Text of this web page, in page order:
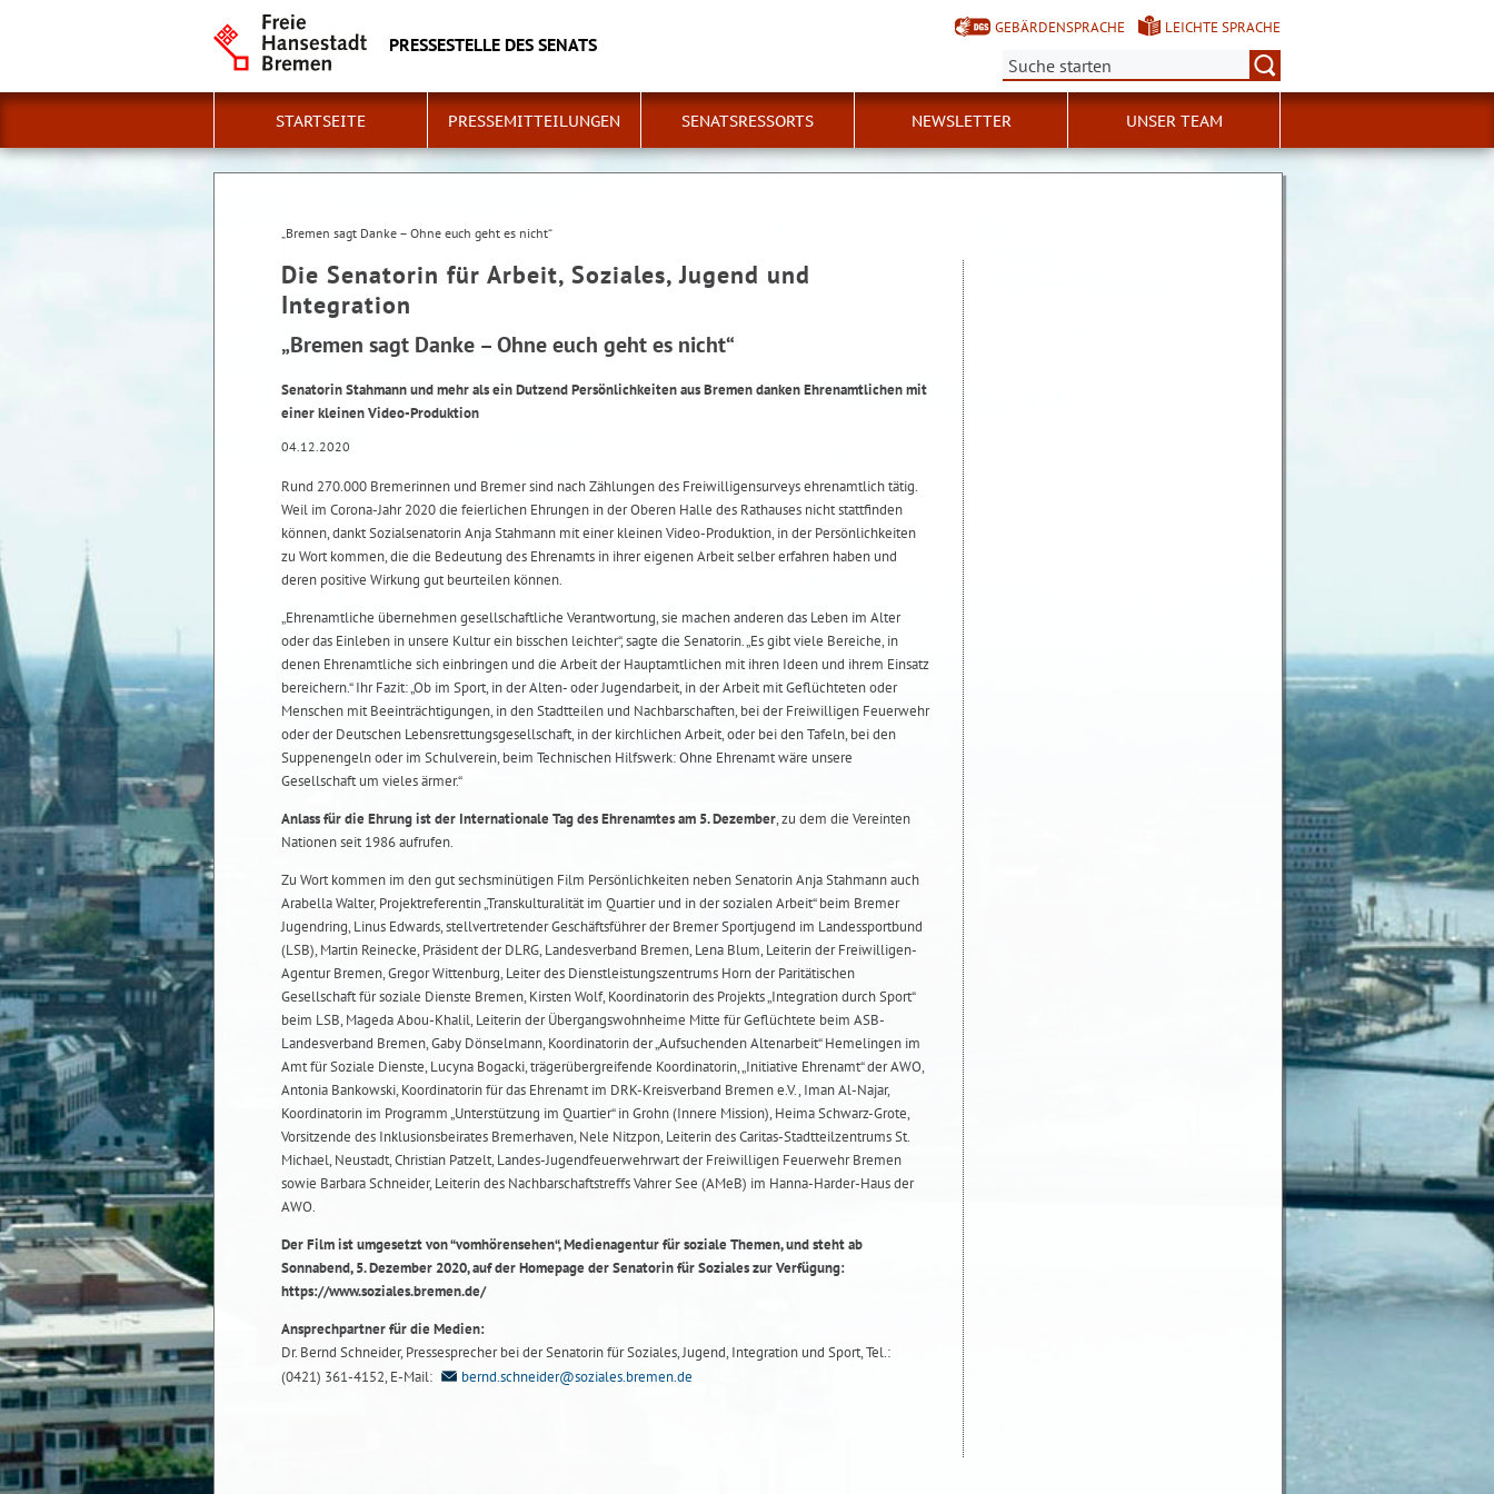
PRESSESTELLE DES SENATS
GEBÄRDENSPRACHE
LEICHTE SPRACHE
Suche:
STARTSEITE PRESSEMITTEILUNGEN SENATSRESSORTS NEWSLETTER UNSER TEAM
„Bremen sagt Danke – Ohne euch geht es nicht“
Die Senatorin für Arbeit, Soziales, Jugend und
Integration
„Bremen sagt Danke – Ohne euch geht es nicht“
Senatorin Stahmann und mehr als ein Dutzend Persönlichkeiten aus Bremen danken Ehrenamtlichen mit
einer kleinen Video-Produktion
04.12.2020
Rund 270.000 Bremerinnen und Bremer sind nach Zählungen des Freiwilligensurveys ehrenamtlich tätig.
Weil im Corona-Jahr 2020 die feierlichen Ehrungen in der Oberen Halle des Rathauses nicht stattfinden
können, dankt Sozialsenatorin Anja Stahmann mit einer kleinen Video-Produktion, in der Persönlichkeiten
zu Wort kommen, die die Bedeutung des Ehrenamts in ihrer eigenen Arbeit selber erfahren haben und
deren positive Wirkung gut beurteilen können.
„Ehrenamtliche übernehmen gesellschaftliche Verantwortung, sie machen anderen das Leben im Alter
oder das Einleben in unsere Kultur ein bisschen leichter“, sagte die Senatorin. „Es gibt viele Bereiche, in
denen Ehrenamtliche sich einbringen und die Arbeit der Hauptamtlichen mit ihren Ideen und ihrem Einsatz
bereichern.“ Ihr Fazit: „Ob im Sport, in der Alten- oder Jugendarbeit, in der Arbeit mit Geflüchteten oder
Menschen mit Beeinträchtigungen, in den Stadtteilen und Nachbarschaften, bei der Freiwilligen Feuerwehr
oder der Deutschen Lebensrettungsgesellschaft, in der kirchlichen Arbeit, oder bei den Tafeln, bei den
Suppenengeln oder im Schulverein, beim Technischen Hilfswerk: Ohne Ehrenamt wäre unsere
Gesellschaft um vieles ärmer.“
Anlass für die Ehrung ist der Internationale Tag des Ehrenamtes am 5. Dezember, zu dem die Vereinten
Nationen seit 1986 aufrufen.
Zu Wort kommen im den gut sechsminütigen Film Persönlichkeiten neben Senatorin Anja Stahmann auch
Arabella Walter, Projektreferentin „Transkulturalität im Quartier und in der sozialen Arbeit“ beim Bremer
Jugendring, Linus Edwards, stellvertretender Geschäftsführer der Bremer Sportjugend im Landessportbund
(LSB), Martin Reinecke, Präsident der DLRG, Landesverband Bremen, Lena Blum, Leiterin der Freiwilligen-
Agentur Bremen, Gregor Wittenburg, Leiter des Dienstleistungszentrums Horn der Paritätischen
Gesellschaft für soziale Dienste Bremen, Kirsten Wolf, Koordinatorin des Projekts „Integration durch Sport“
beim LSB, Mageda Abou-Khalil, Leiterin der Übergangswohnheime Mitte für Geflüchtete beim ASB-
Landesverband Bremen, Gaby Dönselmann, Koordinatorin der „Aufsuchenden Altenarbeit“ Hemelingen im
Amt für Soziale Dienste, Lucyna Bogacki, trägerübergreifende Koordinatorin, „Initiative Ehrenamt“ der AWO,
Antonia Bankowski, Koordinatorin für das Ehrenamt im DRK-Kreisverband Bremen e.V., Iman Al-Najar,
Koordinatorin im Programm „Unterstützung im Quartier“ in Grohn (Innere Mission), Heima Schwarz-Grote,
Vorsitzende des Inklusionsbeirates Bremerhaven, Nele Nitzpon, Leiterin des Caritas-Stadtteilzentrums St.
Michael, Neustadt, Christian Patzelt, Landes-Jugendfeuerwehrwart der Freiwilligen Feuerwehr Bremen
sowie Barbara Schneider, Leiterin des Nachbarschaftstreffs Vahrer See (AMeB) im Hanna-Harder-Haus der
AWO.
Der Film ist umgesetzt von “vomhörensehen“, Medienagentur für soziale Themen, und steht ab
Sonnabend, 5. Dezember 2020, auf der Homepage der Senatorin für Soziales zur Verfügung:
https://www.soziales.bremen.de/
Ansprechpartner für die Medien:
Dr. Bernd Schneider, Pressesprecher bei der Senatorin für Soziales, Jugend, Integration und Sport, Tel.:
(0421) 361-4152, E-Mail:
bernd.schneider@soziales.bremen.de